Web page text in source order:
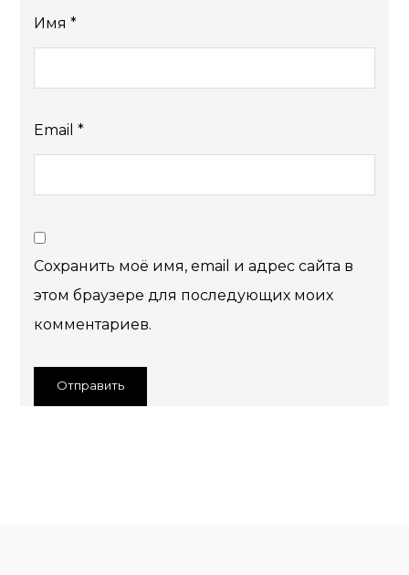
Имя*
Email*
Сохранить моё имя, email и адрес сайта в
этом браузере для последующих моих
комментариев.